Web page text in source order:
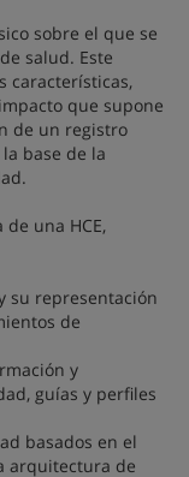
sobre el que se
salud. Este
características,
que supone
de un registro
base de la
una HCE,
su representación
de
y
guías y perfiles
basados en el
arquitectura de